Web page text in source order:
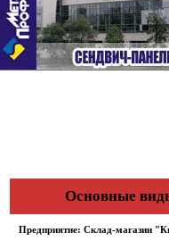
Основные
Предприятие: Склад-магазин